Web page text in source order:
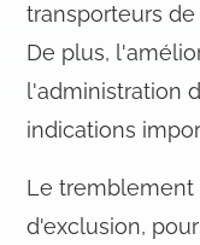
transporteurs
De plus,
l'administration
indications
Le tremblement
d'exclusion,